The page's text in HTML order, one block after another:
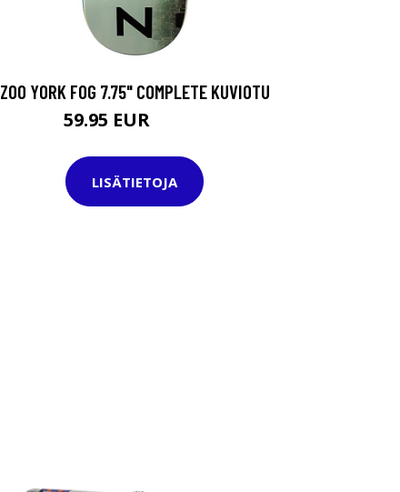
ZOO YORK FOG 7.75" COMPLETE KUVIOTU
59.95 EUR
LISÄTIETOJA